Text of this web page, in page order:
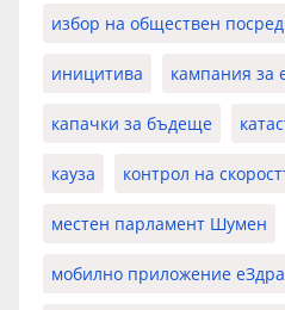
избор на обществен
иницитива кампания за
капачки за бъдеще
кауза контрол на
местен парламент Шумен
мобилно приложение